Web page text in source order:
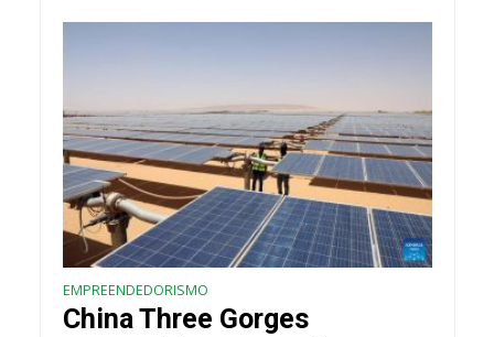
EMPREENDEDORISMO
China Three Gorges